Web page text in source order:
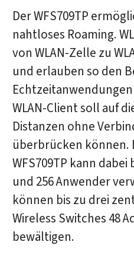
Der WFS709TP
nahtloses Roaming.
von WLAN-Zelle zu
und erlauben so den
Echtzeitanwendungen
WLAN-Client soll auf
Distanzen ohne
überbrücken können.
WFS709TP kann dabei
und 256 Anwender
können bis zu drei
Wireless Switches 48
bewältigen.